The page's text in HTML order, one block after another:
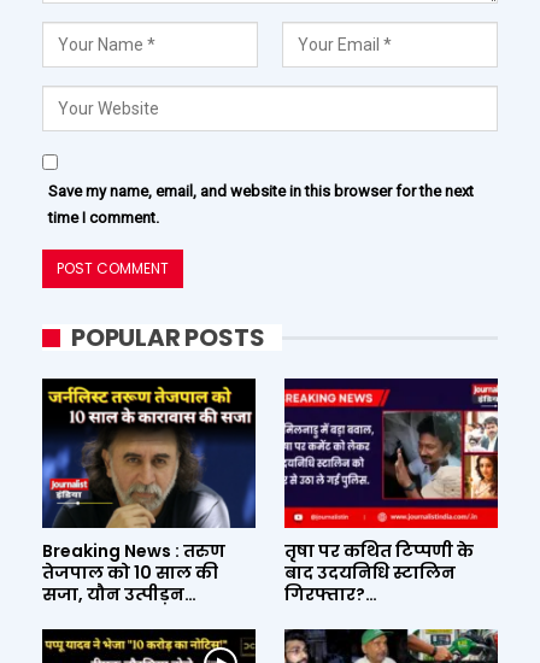
Save my name, email, and website in this browser for the next
time I comment.
POPULAR POSTS
Breaking News : तरुण
तेजपाल को 10 साल की
सजा, यौन उत्पीड़न…
तृषा पर कथित टिप्पणी के
बाद उदयनिधि स्टालिन
गिरफ्तार?…